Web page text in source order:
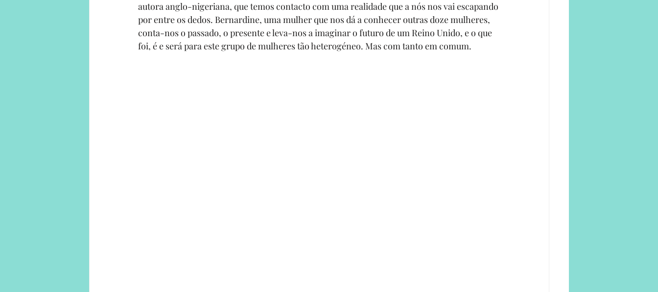
autora anglo-nigeriana, que temos contacto com uma realidade que a nós nos vai escapando
por entre os dedos. Bernardine, uma mulher que nos dá a conhecer outras doze mulheres,
conta-nos o passado, o presente e leva-nos a imaginar o futuro de um Reino Unido, e o que
foi, é e será para este grupo de mulheres tão heterogéneo. Mas com tanto em comum.